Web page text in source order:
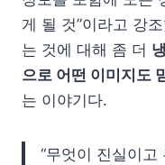
게 될 것”이라고 강
는 것에 대해 좀 더
으로 어떤 이미지도
는 이야기다.
“무엇이 진실이